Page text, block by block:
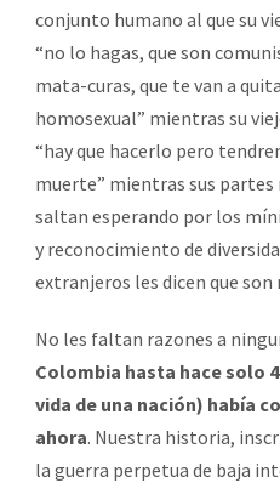
conjunto humano al que su
“no lo hagas, que son
mata-curas, que te van a
homosexual” mientras su
“hay que hacerlo pero
muerte” mientras sus partes
saltan esperando por los
y reconocimiento de
extranjeros les dicen que
No les faltan razones a
Colombia hasta hace solo
vida de una nación) había
ahora. Nuestra historia,
la guerra perpetua de baja